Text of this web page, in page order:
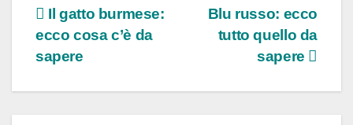
Navigazione
articoli
Blu russo: ecco
tutto quello da
sapere
Il gatto burmese:
ecco cosa c’è da
sapere